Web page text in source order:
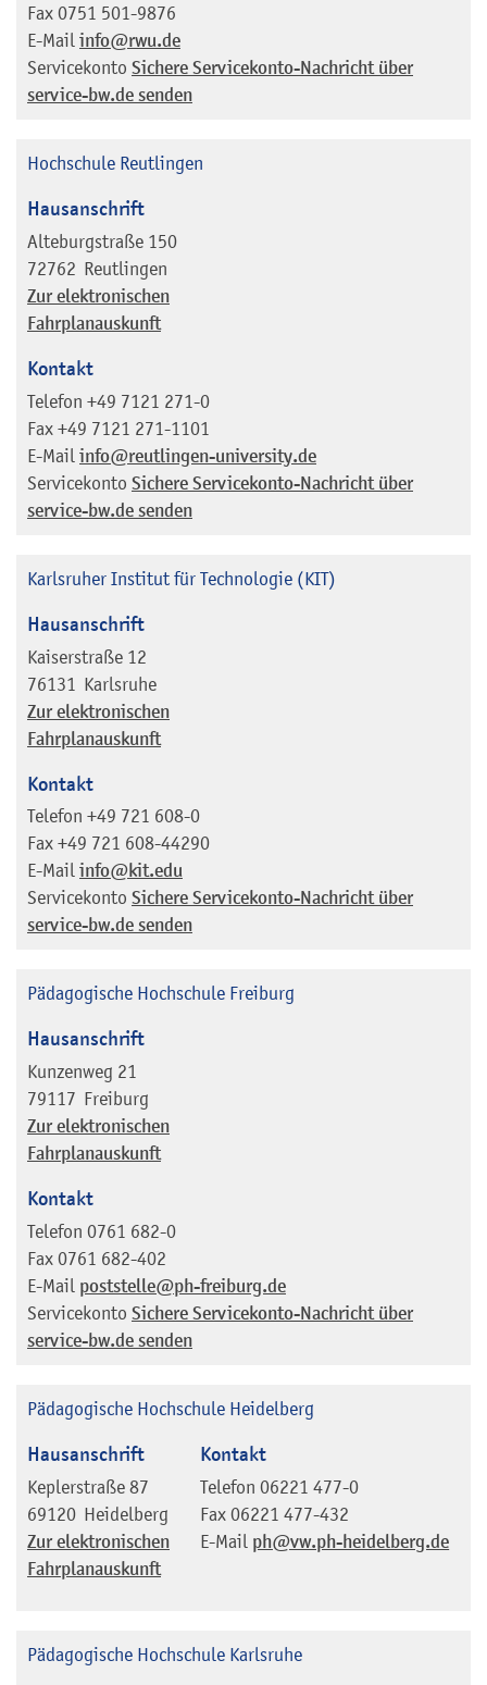
Fax 0751 501-9876
E-Mail info@rwu.de
Servicekonto Sichere Servicekonto-Nachricht über
service-bw.de senden
Hochschule Reutlingen
Hausanschrift
Alteburgstraße 150
72762 Reutlingen
Zur elektronischen
Fahrplanauskunft
Kontakt
Telefon +49 7121 271-0
Fax +49 7121 271-1101
E-Mail info@reutlingen-university.de
Servicekonto Sichere Servicekonto-Nachricht über
service-bw.de senden
Karlsruher Institut für Technologie (KIT)
Hausanschrift
Kaiserstraße 12
76131 Karlsruhe
Zur elektronischen
Fahrplanauskunft
Kontakt
Telefon +49 721 608-0
Fax +49 721 608-44290
E-Mail info@kit.edu
Servicekonto Sichere Servicekonto-Nachricht über
service-bw.de senden
Pädagogische Hochschule Freiburg
Hausanschrift
Kunzenweg 21
79117 Freiburg
Zur elektronischen
Fahrplanauskunft
Kontakt
Telefon 0761 682-0
Fax 0761 682-402
E-Mail poststelle@ph-freiburg.de
Servicekonto Sichere Servicekonto-Nachricht über
service-bw.de senden
Pädagogische Hochschule Heidelberg
Hausanschrift
Keplerstraße 87
69120 Heidelberg
Zur elektronischen
Fahrplanauskunft
Kontakt
Telefon 06221 477-0
Fax 06221 477-432
E-Mail ph@vw.ph-heidelberg.de
Pädagogische Hochschule Karlsruhe